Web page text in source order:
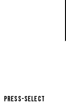
Press-Select